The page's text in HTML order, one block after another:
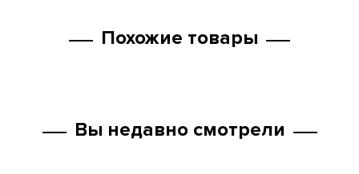
Похожие товары
Вы недавно смотрели